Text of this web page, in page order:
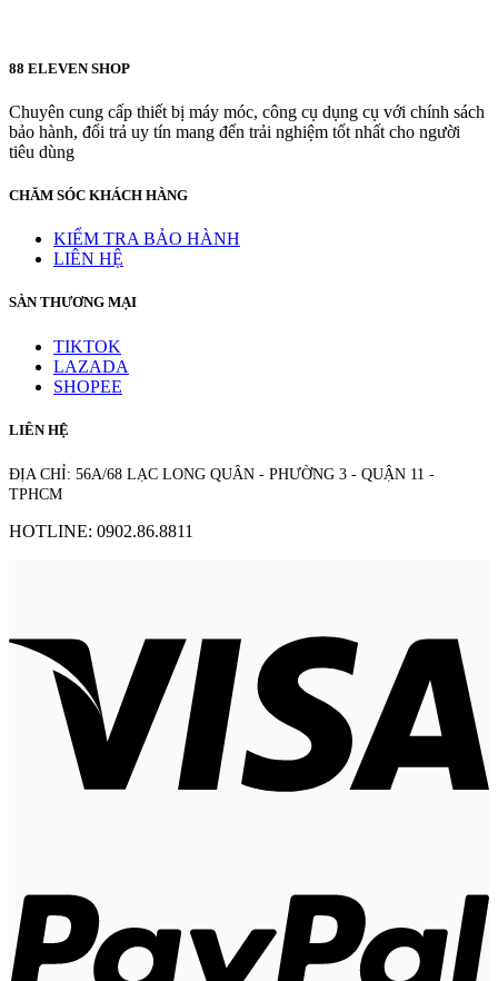
88 ELEVEN SHOP
Chuyên cung cấp thiết bị máy móc, công cụ dụng cụ với chính sách
bảo hành, đổi trả uy tín mang đến trải nghiệm tốt nhất cho người
tiêu dùng
CHĂM SÓC KHÁCH HÀNG
KIỂM TRA BẢO HÀNH
LIÊN HỆ
SÀN THƯƠNG MẠI
TIKTOK
LAZADA
SHOPEE
LIÊN HỆ
ĐỊA CHỈ: 56A/68 LẠC LONG QUÂN - PHƯỜNG 3 - QUẬN 11 -
TPHCM
HOTLINE: 0902.86.8811